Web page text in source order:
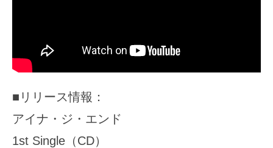
■リリース情報：
アイナ・ジ・エンド
1st Single（CD）